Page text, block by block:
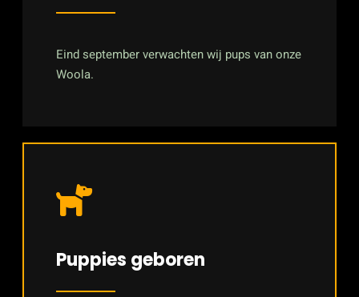
Eind september verwachten wij pups van onze
Woola.
Puppies geboren